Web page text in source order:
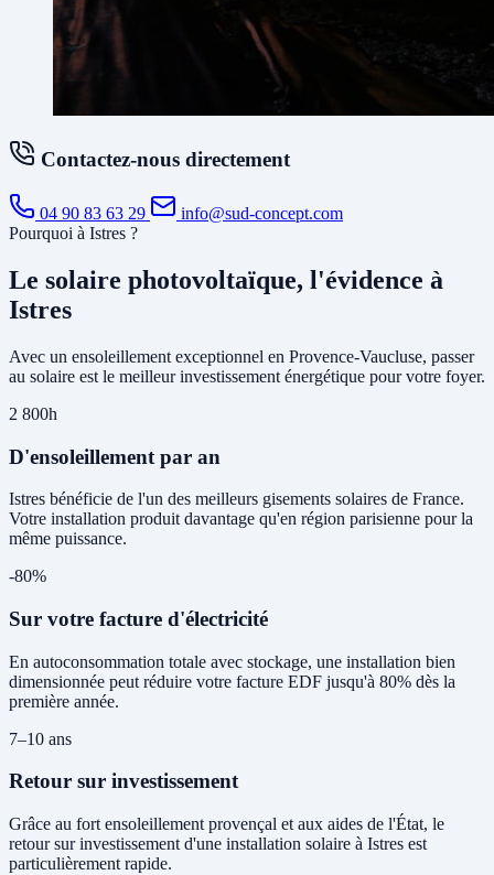
Contactez-nous directement
04 90 83 63 29
info@sud-concept.com
Pourquoi à Istres ?
Le solaire photovoltaïque, l'évidence à
Istres
Avec un ensoleillement exceptionnel en Provence-Vaucluse, passer
au solaire est le meilleur investissement énergétique pour votre foyer.
2 800h
D'ensoleillement par an
Istres bénéficie de l'un des meilleurs gisements solaires de France.
Votre installation produit davantage qu'en région parisienne pour la
même puissance.
-80%
Sur votre facture d'électricité
En autoconsommation totale avec stockage, une installation bien
dimensionnée peut réduire votre facture EDF jusqu'à 80% dès la
première année.
7–10 ans
Retour sur investissement
Grâce au fort ensoleillement provençal et aux aides de l'État, le
retour sur investissement d'une installation solaire à Istres est
particulièrement rapide.